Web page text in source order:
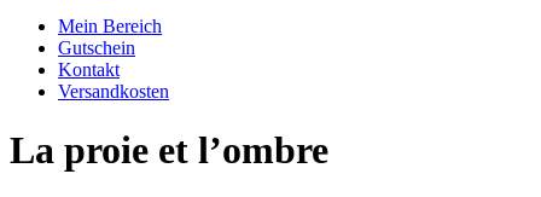
Mein Bereich
Gutschein
Kontakt
Versandkosten
La proie et l’ombre